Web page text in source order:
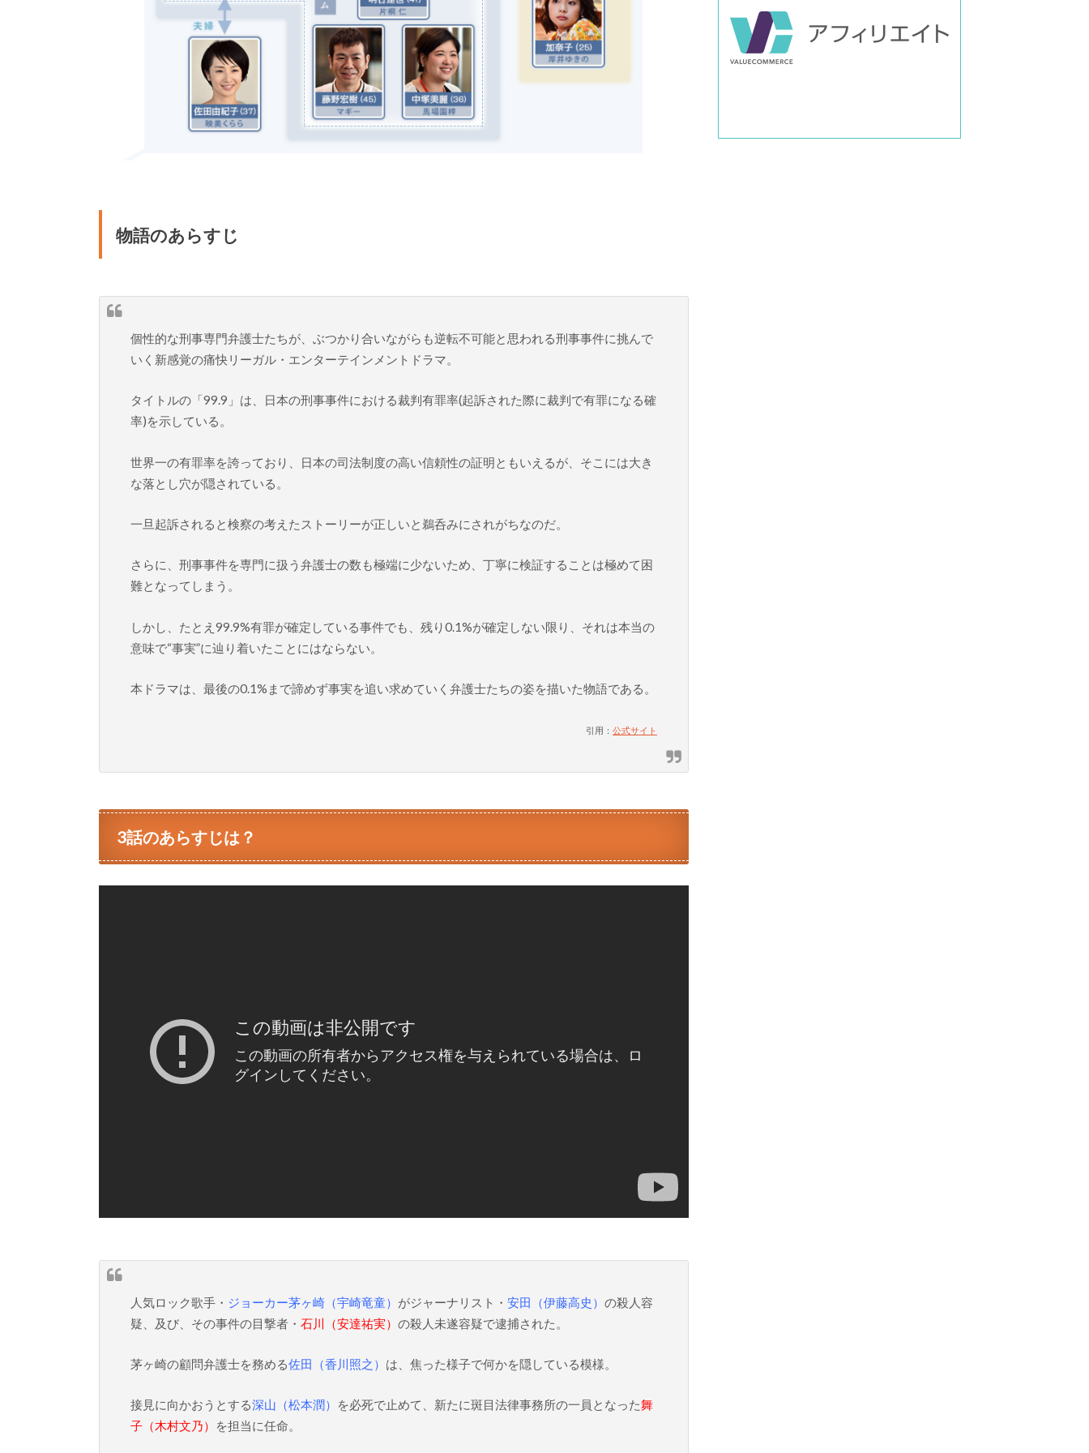
物語のあらすじ
個性的な刑事専門弁護士たちが、ぶつかり合いながらも逆転不可能と思われる刑事事件に挑んで
いく新感覚の痛快リーガル・エンターテインメントドラマ。
タイトルの「99.9」は、日本の刑事事件における裁判有罪率(起訴された際に裁判で有罪になる確
率)を示している。
世界一の有罪率を誇っており、日本の司法制度の高い信頼性の証明ともいえるが、そこには大き
な落とし穴が隠されている。
一旦起訴されると検察の考えたストーリーが正しいと鵜呑みにされがちなのだ。
さらに、刑事事件を専門に扱う弁護士の数も極端に少ないため、丁寧に検証することは極めて困
難となってしまう。
しかし、たとえ99.9%有罪が確定している事件でも、残り0.1%が確定しない限り、それは本当の
意味で“事実”に辿り着いたことにはならない。
本ドラマは、最後の0.1%まで諦めず事実を追い求めていく弁護士たちの姿を描いた物語である。
引用： 公式サイト
3話のあらすじは？
人気ロック歌手・ ジョーカー茅ヶ崎（宇崎竜童） がジャーナリスト・ 安田（伊藤高史） の殺人容
疑、及び、その事件の目撃者・ 石川（安達祐実） の殺人未遂容疑で逮捕された。
茅ヶ崎の顧問弁護士を務める佐田（香川照之） は、焦った様子で何かを隠している模様。
接見に向かおうとする深山（松本潤） を必死で止めて、新たに斑目法律事務所の一員となった舞
子（木村文乃）
を担当に任命。